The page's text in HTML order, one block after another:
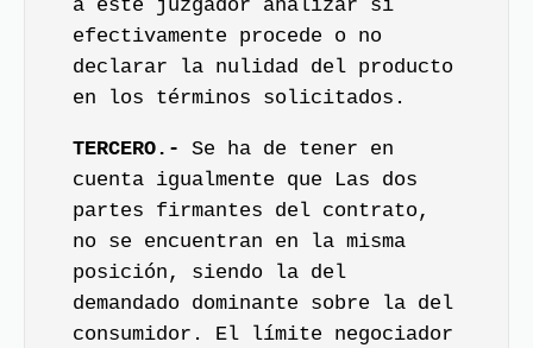
a este juzgador analizar si
efectivamente procede o no
declarar la nulidad del producto
en los términos solicitados.
TERCERO.-
Se ha de tener en
cuenta igualmente que Las dos
partes firmantes del contrato,
no se encuentran en la misma
posición, siendo la del
demandado dominante sobre la del
consumidor. El límite negociador